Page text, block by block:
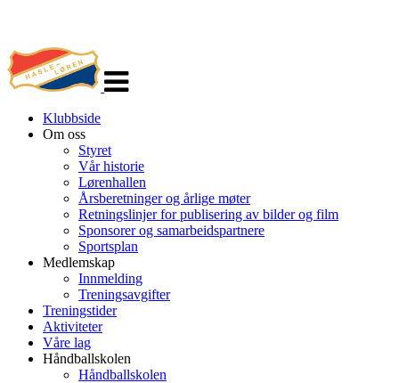
navigasjon
Klubbside
Om oss
Styret
Vår historie
Lørenhallen
Årsberetninger og årlige møter
Retningslinjer for publisering av bilder og film
Sponsorer og samarbeidspartnere
Sportsplan
Medlemskap
Innmelding
Treningsavgifter
Treningstider
Aktiviteter
Våre lag
Håndballskolen
Håndballskolen